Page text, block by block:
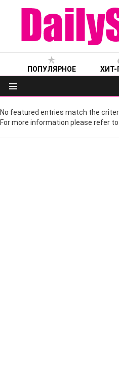
ПОПУЛЯРНОЕ ХИТ-
Меню
No featured entries match the
For more information please refer